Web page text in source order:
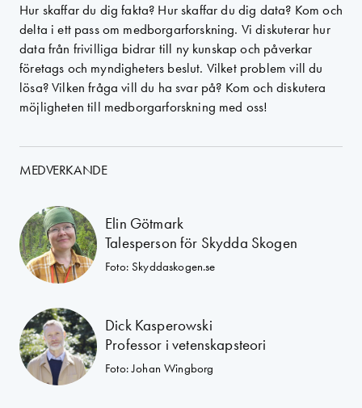
Hur skaffar du dig fakta? Hur skaffar du dig data? Kom och
delta i ett pass om medborgarforskning. Vi diskuterar hur
data från frivilliga bidrar till ny kunskap och påverkar
företags och myndigheters beslut. Vilket problem vill du
lösa? Vilken fråga vill du ha svar på? Kom och diskutera
möjligheten till medborgarforskning med oss!
MEDVERKANDE
Elin Götmark
Talesperson för Skydda Skogen
Foto: Skyddaskogen.se
Dick Kasperowski
Professor i vetenskapsteori
Foto: Johan Wingborg